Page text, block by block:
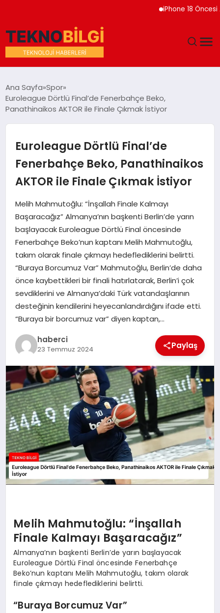
iPhone 18 Öncesi
DÜNYA
MAGAZIN
SAĞLIK
SIYASET
SPOR
TEKNOLOJI
YAŞAM
Ana Sayfa Spor
Euroleague Dörtlü Final’de Fenerbahçe Beko,
Panathinaikos AKTOR ile Finale Çıkmak İstiyor
Euroleague Dörtlü Final’de
Fenerbahçe Beko, Panathinaikos
AKTOR ile Finale Çıkmak İstiyor
Melih Mahmutoğlu: “İnşallah Finale Kalmayı
Başaracağız” Almanya’nın başkenti Berlin’de yarın
başlayacak Euroleague Dörtlü Final öncesinde
Fenerbahçe Beko’nun kaptanı Melih Mahmutoğlu,
takım olarak finale çıkmayı hedeflediklerini belirtti.
“Buraya Borcumuz Var” Mahmutoğlu, Berlin’de daha
önce kaybettikleri bir finali hatırlatarak, Berlin’i çok
sevdiklerini ve Almanya’daki Türk vatandaşlarının
desteğinin kendilerini heyecanlandırdığını ifade etti.
“Buraya bir borcumuz var” diyen kaptan,…
haberci
23 Temmuz 2024 Paylaş
Melih Mahmutoğlu: “İnşallah
Finale Kalmayı Başaracağız”
Almanya’nın başkenti Berlin’de yarın başlayacak
Euroleague Dörtlü Final öncesinde Fenerbahçe
Beko’nun kaptanı Melih Mahmutoğlu, takım olarak
finale çıkmayı hedeflediklerini belirtti.
“Buraya Borcumuz Var”